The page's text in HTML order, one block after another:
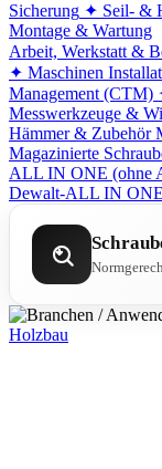
Sicherung ✦ Seil- &
Montage & Wartung
Arbeit, Werkstatt &
✦ Maschinen
Management (CTM)
Messwerkzeuge &
Hämmer & Zubehör
Magazinierte
ALL IN ONE (ohne
Dewalt-ALL IN
Holzbau